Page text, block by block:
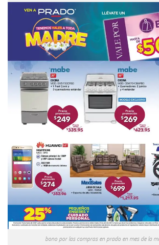
bono por las compras en prado en mes de la